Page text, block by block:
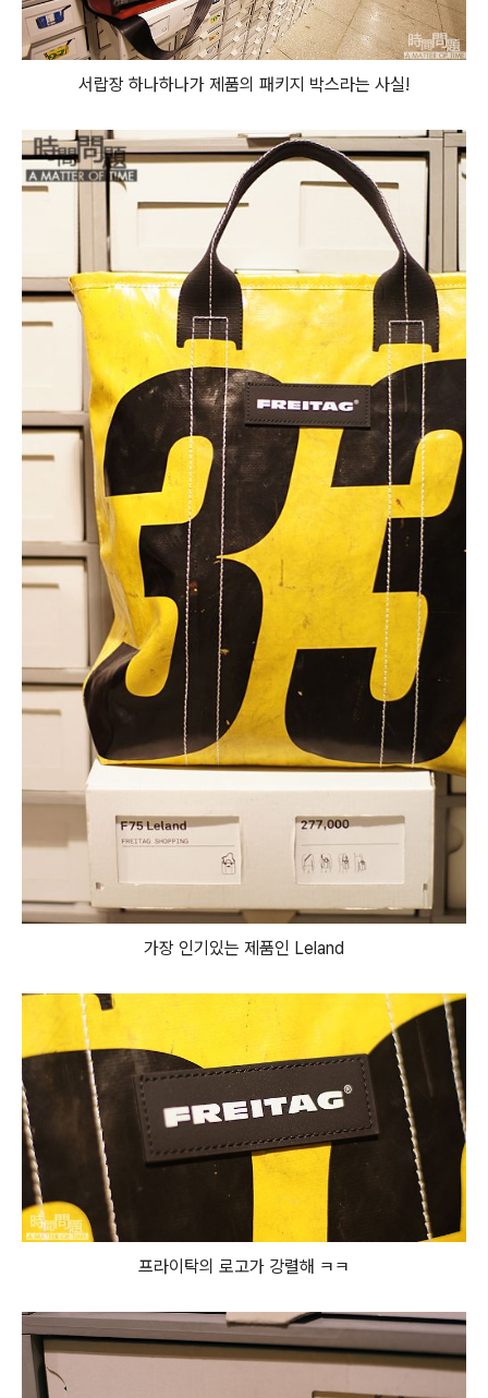
서랍장 하나하나가 제품의 패키지 박스라는 사실!
가장 인기있는 제품인 Leland
프라이탁의 로고가 강렬해 ㅋㅋ